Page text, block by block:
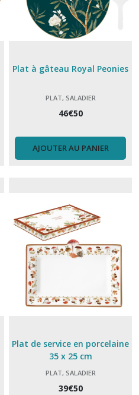
Plat à gâteau Royal Peonies
PLAT, SALADIER
46€50
AJOUTER AU PANIER
Plat de service en porcelaine
35 x 25 cm
PLAT, SALADIER
39€50